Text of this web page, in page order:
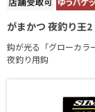
がまかつ 夜釣り王2
鈎が光る「グローカラ
夜釣り用鈎